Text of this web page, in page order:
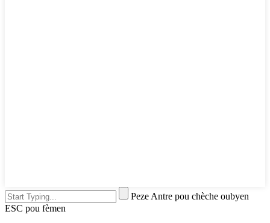
Peze Antre pou chèche oubyen
ESC pou fèmen